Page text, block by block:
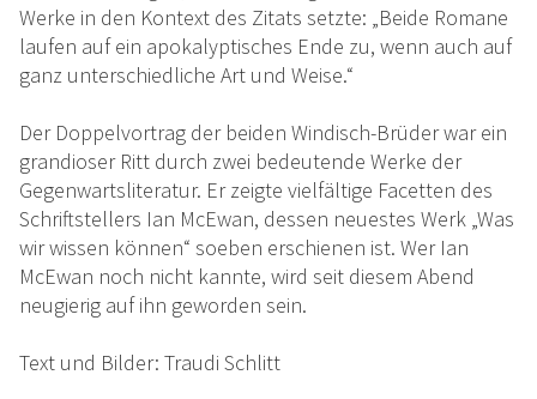
Werke in den Kontext des Zitats setzte: „Beide Romane
laufen auf ein apokalyptisches Ende zu, wenn auch auf
ganz unterschiedliche Art und Weise.“
Der Doppelvortrag der beiden Windisch-Brüder war ein
grandioser Ritt durch zwei bedeutende Werke der
Gegenwartsliteratur. Er zeigte vielfältige Facetten des
Schriftstellers Ian McEwan, dessen neuestes Werk „Was
wir wissen können“ soeben erschienen ist. Wer Ian
McEwan noch nicht kannte, wird seit diesem Abend
neugierig auf ihn geworden sein.
Text und Bilder: Traudi Schlitt